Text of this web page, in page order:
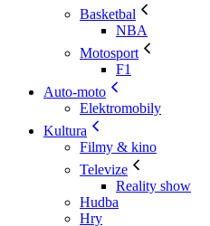
Basketbal
NBA
Motosport
F1
Auto-moto
Elektromobily
Kultura
Filmy & kino
Televize
Reality show
Hudba
Hry